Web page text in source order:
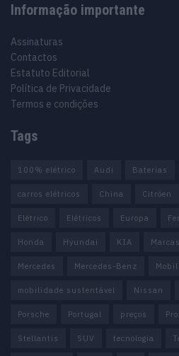
Informação importante
Assinaturas
Contactos
Estatuto Editorial
Política de Privacidade
Termos e condições
Tags
100% elétrico Audi Baterias
carros elétricos China Citröen
Elétrico Elétricos Europa
Honda Hyundai KIA Marcas
Mercedes Mercedes-Benz
mobilidade sustentável Nissan
Porsche Portugal preços
Stellantis SUV tecnologia